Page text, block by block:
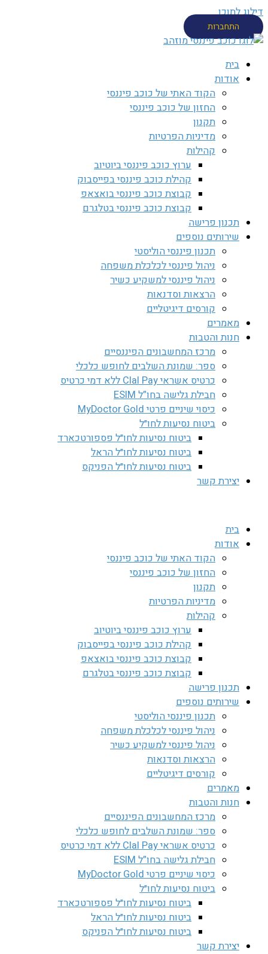
דילוג לתוכן
התחברות
בית
אודות
הקוד האתי של כוכב פיננסי
החזון של כוכב פיננסי
תקנון
מדיניות הפרטיות
קהילות
ערוץ כוכב פיננסי ביוטיוב
קהילת כוכב פיננסי בפייסבוק
קבוצת כוכב פיננסי בואצאפ
קבוצת כוכב פיננסי בטלגרם
תכנון פרישה
שירותים נוספים
תכנון פיננסי הוליסטי
ניהול פיננסי לכלכלת משפחה
ניהול פיננסי למשקיע כשיר
הרצאות וסדנאות
קורסים דיגיטליים
מאמרים
חנות והטבות
מרכז המחשבונים הפיננסיים
ספר: שמונת השלבים לחופש כלכלי
כרטיס אשראי Clal Pay ללא דמי כרטיס
חבילת גלישה בחו”ל ESIM
כיסוי שיניים פרטי MyDoctor Gold
ביטוח נסיעות לחו״ל
ביטוח נסיעות לחו״ל פספורטכארד
ביטוח נסיעות לחו״ל הראל
ביטוח נסיעות לחו״ל הפניקס
יצירת קשר
בית
אודות
הקוד האתי של כוכב פיננסי
החזון של כוכב פיננסי
תקנון
מדיניות הפרטיות
קהילות
ערוץ כוכב פיננסי ביוטיוב
קהילת כוכב פיננסי בפייסבוק
קבוצת כוכב פיננסי בואצאפ
קבוצת כוכב פיננסי בטלגרם
תכנון פרישה
שירותים נוספים
תכנון פיננסי הוליסטי
ניהול פיננסי לכלכלת משפחה
ניהול פיננסי למשקיע כשיר
הרצאות וסדנאות
קורסים דיגיטליים
מאמרים
חנות והטבות
מרכז המחשבונים הפיננסיים
ספר: שמונת השלבים לחופש כלכלי
כרטיס אשראי Clal Pay ללא דמי כרטיס
חבילת גלישה בחו”ל ESIM
כיסוי שיניים פרטי MyDoctor Gold
ביטוח נסיעות לחו״ל
ביטוח נסיעות לחו״ל פספורטכארד
ביטוח נסיעות לחו״ל הראל
ביטוח נסיעות לחו״ל הפניקס
יצירת קשר